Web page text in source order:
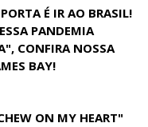
É IR AO BRASIL!
PANDEMIA
CONFIRA NOSSA
BAY!
ON MY HEART"